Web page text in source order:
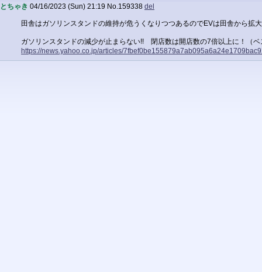
とちゃき 04/16/2023 (Sun) 21:19 No.159338 del
田舎はガソリンスタンドの維持が危うくなりつつあるのでEVは田舎から拡
ガソリンスタンドの減少が止まらない!! 閉店数は開店数の7倍以上に！（ベ
https://news.yahoo.co.jp/articles/